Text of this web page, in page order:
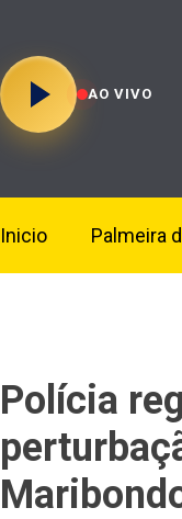
AO VIVO
Inicio Palmeira
Polícia